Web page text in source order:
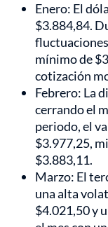
Enero: El
$3.884,84.
mínimo de
cotización
Febrero: La
cerrando el
periodo, el
$3.977,25,
$3.883,11.
Marzo: El
una alta
$4.021,50 y